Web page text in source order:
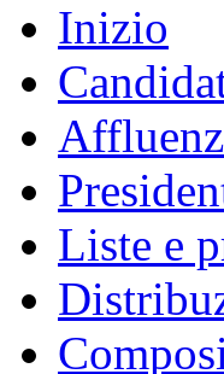
Inizio
Liste e